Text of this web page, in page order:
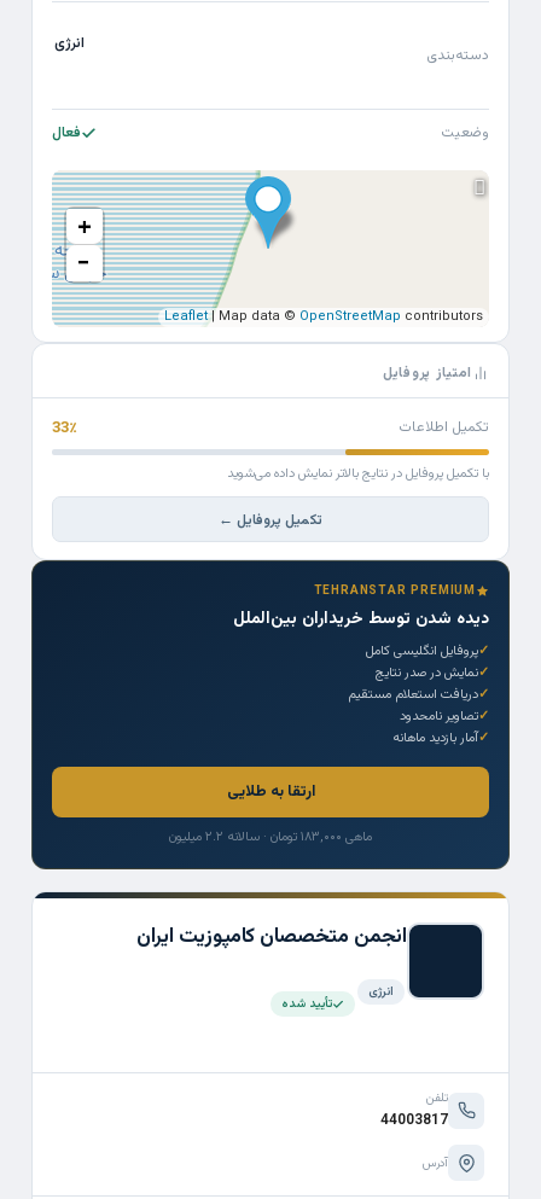
انجمن متخصصان کامپوزیت ایران
انرژی
تأیید شده
تلفن
44003817
آدرس
دسته‌بندی
انرژی
وضعیت فعال
+
−
Leaflet| Map data © OpenStreetMap contributors
امتیاز پروفایل
تکمیل اطلاعات 33٪
با تکمیل پروفایل در نتایج بالاتر نمایش داده می‌شوید
تکمیل پروفایل ←
TEHRANSTAR PREMIUM
دیده شدن توسط خریداران بین‌الملل
پروفایل انگلیسی کامل
نمایش در صدر نتایج
دریافت استعلام مستقیم
تصاویر نامحدود
آمار بازدید ماهانه
ارتقا به طلایی
ماهی ۱۸۳,۰۰۰ تومان · سالانه ۲.۲ میلیون